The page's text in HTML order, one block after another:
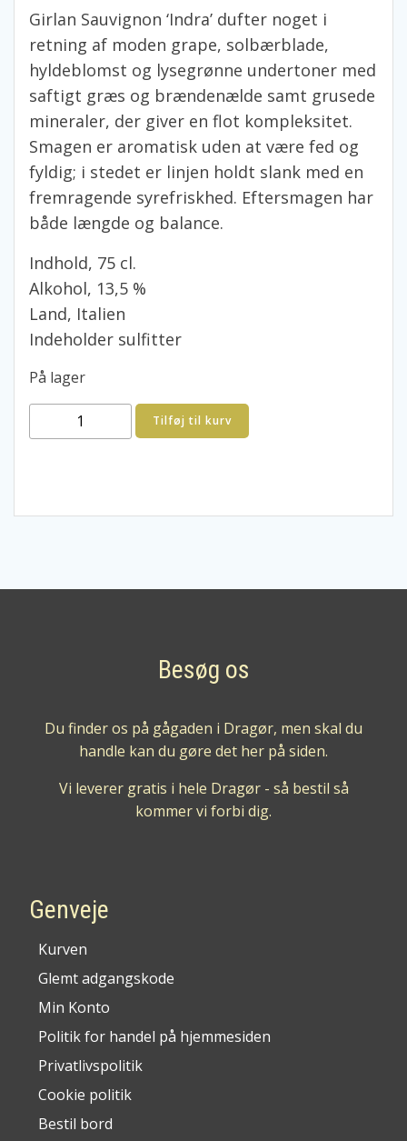
Girlan Sauvignon ‘Indra’ dufter noget i
retning af moden grape, solbærblade,
hyldeblomst og lysegrønne undertoner med
saftigt græs og brændenælde samt grusede
mineraler, der giver en flot kompleksitet.
Smagen er aromatisk uden at være fed og
fyldig; i stedet er linjen holdt slank med en
fremragende syrefriskhed. Eftersmagen har
både længde og balance.
Indhold, 75 cl.
Alkohol, 13,5 %
Land, Italien
Indeholder sulfitter
På lager
Indra
2
antal
Tilføj til kurv
Besøg os
Du finder os på gågaden i Dragør, men skal du
handle kan du gøre det her på siden.
Vi leverer gratis i hele Dragør - så bestil så
kommer vi forbi dig.
Genveje
Kurven
Glemt adgangskode
Min Konto
Politik for handel på hjemmesiden
Privatlivspolitik
Cookie politik
Bestil bord